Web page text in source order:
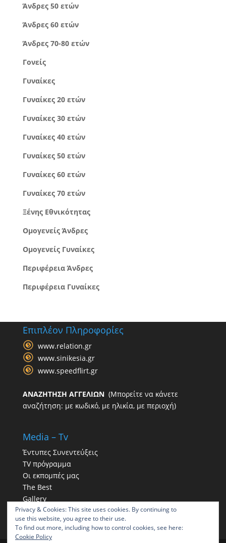
Άνδρες 50 ετών
Άνδρες 60 ετών
Άνδρες 70-80 ετών
Γονείς
Γυναίκες
Γυναίκες 20 ετών
Γυναίκες 30 ετών
Γυναίκες 40 ετών
Γυναίκες 50 ετών
Γυναίκες 60 ετών
Γυναίκες 70 ετών
Ξένης Εθνικότητας
Ομογενείς Άνδρες
Ομογενείς Γυναίκες
Περιφέρεια Άνδρες
Περιφέρεια Γυναίκες
Επιπλέον Πληροφορίες
www.relation.gr
www.sinikesia.gr
www.speedflirt.gr
ΑΝΑΖΗΤΗΣΗ ΑΓΓΕΛΙΩΝ(Μπορείτε να κάνετε
αναζήτηση: με κωδικό, με ηλικία, με περιοχή)
Media – Tv
Έντυπες Συνεντεύξεις
TV πρόγραμμα
Οι εκπομπές μας
The Best
Gallery
Η παρουσία μας στα social
Privacy & Cookies: This site uses cookies. By continuing to
use this website, you agree to their use.
To find out more, including how to control cookies, see here:
Cookie Policy